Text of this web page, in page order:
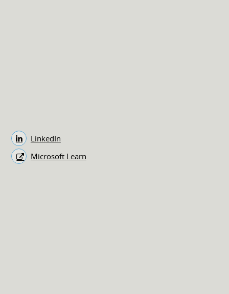
LinkedIn
Microsoft Learn